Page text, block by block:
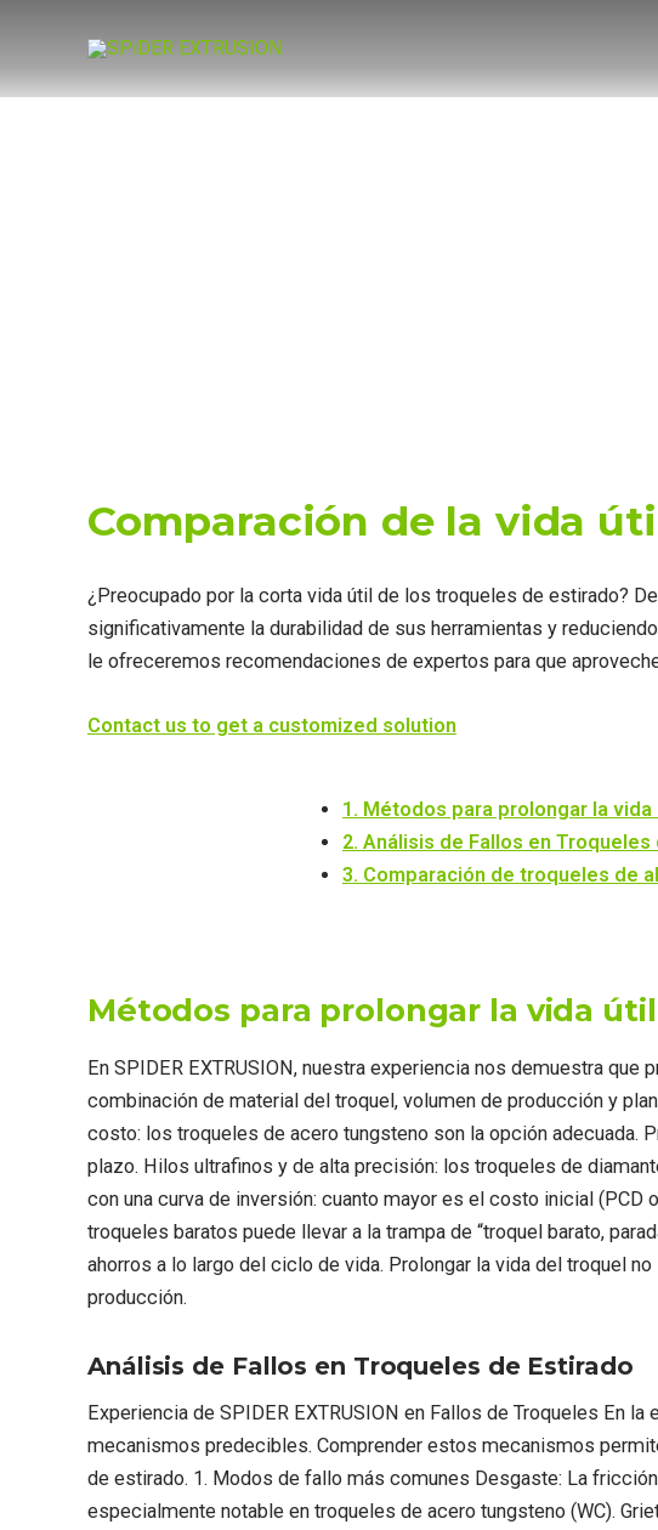
content
Comparación de la vida
¿Preocupado por la corta vida útil de los troqueles de estirado?
significativamente la durabilidad de sus herramientas y
le ofreceremos recomendaciones de expertos para que
Contact us to get a customized solution
1. Métodos para prolongar la
2. Análisis de Fallos en Troqueles
3. Comparación de troqueles de
Métodos para prolongar la vida
En SPIDER EXTRUSION, nuestra experiencia nos demuestra
combinación de material del troquel, volumen de producción y
costo: los troqueles de acero tungsteno son la opción adecuada.
plazo. Hilos ultrafinos y de alta precisión: los troqueles de
con una curva de inversión: cuanto mayor es el costo inicial
troqueles baratos puede llevar a la trampa de “troquel barato,
ahorros a lo largo del ciclo de vida. Prolongar la vida del troquel
producción.
Análisis de Fallos en Troqueles de Estirado
Experiencia de SPIDER EXTRUSION en Fallos de Troqueles En
mecanismos predecibles. Comprender estos mecanismos
de estirado. 1. Modos de fallo más comunes Desgaste: La
especialmente notable en troqueles de acero tungsteno (WC).